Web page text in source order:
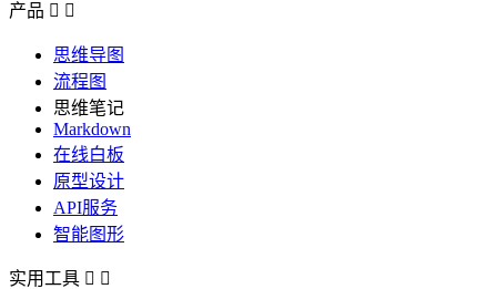
产品  
思维导图
流程图
思维笔记
Markdown
在线白板
原型设计
API服务
智能图形
实用工具  